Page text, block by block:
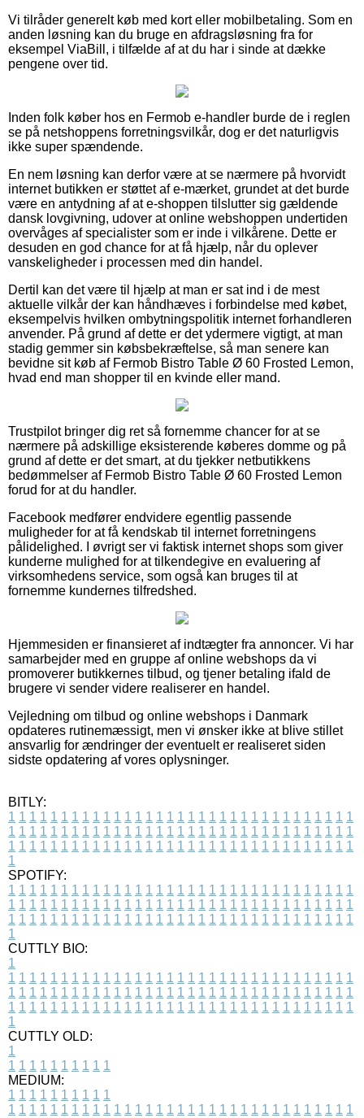
Vi tilråder generelt køb med kort eller mobilbetaling. Som en
anden løsning kan du bruge en afdragsløsning fra for
eksempel ViaBill, i tilfælde af at du har i sinde at dække
pengene over tid.
Inden folk køber hos en Fermob e-handler burde de i reglen
se på netshoppens forretningsvilkår, dog er det naturligvis
ikke super spændende.
En nem løsning kan derfor være at se nærmere på hvorvidt
internet butikken er støttet af e-mærket, grundet at det burde
være en antydning af at e-shoppen tilslutter sig gældende
dansk lovgivning, udover at online webshoppen undertiden
overvåges af specialister som er inde i vilkårene. Dette er
desuden en god chance for at få hjælp, når du oplever
vanskeligheder i processen med din handel.
Dertil kan det være til hjælp at man er sat ind i de mest
aktuelle vilkår der kan håndhæves i forbindelse med købet,
eksempelvis hvilken ombytningspolitik internet forhandleren
anvender. På grund af dette er det ydermere vigtigt, at man
stadig gemmer sin købsbekræftelse, så man senere kan
bevidne sit køb af Fermob Bistro Table Ø 60 Frosted Lemon,
hvad end man shopper til en kvinde eller mand.
Trustpilot bringer dig ret så fornemme chancer for at se
nærmere på adskillige eksisterende køberes domme og på
grund af dette er det smart, at du tjekker netbutikkens
bedømmelser af Fermob Bistro Table Ø 60 Frosted Lemon
forud for at du handler.
Facebook medfører endvidere egentlig passende
muligheder for at få kendskab til internet forretningens
pålidelighed. I øvrigt ser vi faktisk internet shops som giver
kunderne mulighed for at tilkendegive en evaluering af
virksomhedens service, som også kan bruges til at
fornemme kundernes tilfredshed.
Hjemmesiden er finansieret af indtægter fra annoncer. Vi har
samarbejder med en gruppe af online webshops da vi
promoverer butikkernes tilbud, og tjener betaling ifald de
brugere vi sender videre realiserer en handel.
Vejledning om tilbud og online webshops i Danmark
opdateres rutinemæssigt, men vi ønsker ikke at blive stillet
ansvarlig for ændringer der eventuelt er realiseret siden
sidste opdatering af vores oplysninger.
BITLY:
1 1 1 1 1 1 1 1 1 1 1 1 1 1 1 1 1 1 1 1 1 1 1 1 1 1 1 1 1 1 1 1 1
1 1 1 1 1 1 1 1 1 1 1 1 1 1 1 1 1 1 1 1 1 1 1 1 1 1 1 1 1 1 1 1 1
1 1 1 1 1 1 1 1 1 1 1 1 1 1 1 1 1 1 1 1 1 1 1 1 1 1 1 1 1 1 1 1 1
1
SPOTIFY:
1 1 1 1 1 1 1 1 1 1 1 1 1 1 1 1 1 1 1 1 1 1 1 1 1 1 1 1 1 1 1 1 1
1 1 1 1 1 1 1 1 1 1 1 1 1 1 1 1 1 1 1 1 1 1 1 1 1 1 1 1 1 1 1 1 1
1 1 1 1 1 1 1 1 1 1 1 1 1 1 1 1 1 1 1 1 1 1 1 1 1 1 1 1 1 1 1 1 1
1
CUTTLY BIO:
1
1 1 1 1 1 1 1 1 1 1 1 1 1 1 1 1 1 1 1 1 1 1 1 1 1 1 1 1 1 1 1 1 1
1 1 1 1 1 1 1 1 1 1 1 1 1 1 1 1 1 1 1 1 1 1 1 1 1 1 1 1 1 1 1 1 1
1 1 1 1 1 1 1 1 1 1 1 1 1 1 1 1 1 1 1 1 1 1 1 1 1 1 1 1 1 1 1 1 1
1
CUTTLY OLD:
1
1 1 1 1 1 1 1 1 1 1
MEDIUM:
1 1 1 1 1 1 1 1 1 1
1 1 1 1 1 1 1 1 1 1 1 1 1 1 1 1 1 1 1 1 1 1 1 1 1 1 1 1 1 1 1 1 1